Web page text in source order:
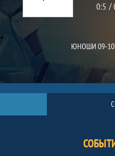
0:5
ЮНОШИ 09-10